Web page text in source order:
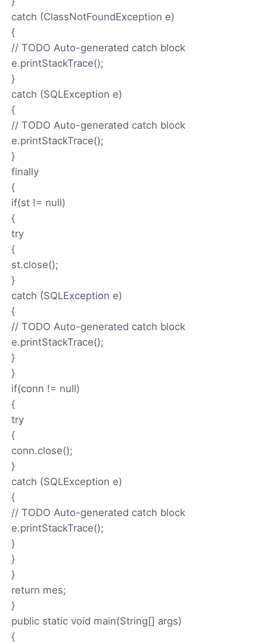
catch (ClassNotFoundException e)
{
// TODO Auto-generated catch block
e.printStackTrace();
}
catch (SQLException e)
{
// TODO Auto-generated catch block
e.printStackTrace();
}
finally
{
if(st != null)
{
try
{
st.close();
}
catch (SQLException e)
{
// TODO Auto-generated catch block
e.printStackTrace();
}
}
if(conn != null)
{
try
{
conn.close();
}
catch (SQLException e)
{
// TODO Auto-generated catch block
e.printStackTrace();
}
}
}
return mes;
}
public static void main(String[] args)
{